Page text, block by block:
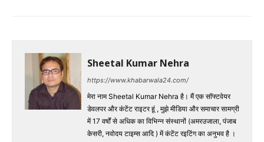
Sheetal Kumar Nehra
https://www.khabarwala24.com/
मेरा नाम Sheetal Kumar Nehra है। मैं एक सॉफ्टवेयर
डेवलपर और कंटेंट राइटर हूं , मुझे मीडिया और समाचार सामग्री
में 17 वर्षों से अधिक का विभिन्न संस्थानों (अमरउजाला, पंजाब
केसरी, नवोदय टाइम्स आदि ) में कंटेंट रइटिंग का अनुभव है ।